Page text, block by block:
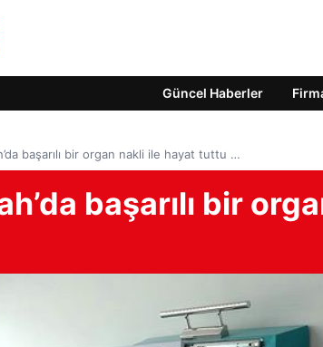
Güncel Haberler
başarılı bir organ nakli ile hayat tuttu …
başarılı bir